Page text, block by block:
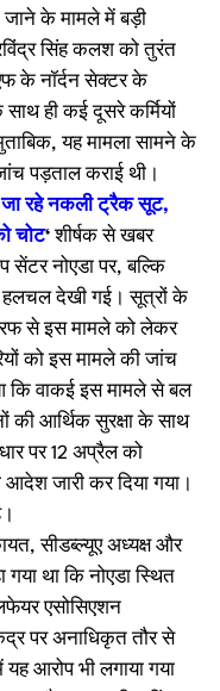
के मामले में बड़ी
सिंह कलश को तुरंत
के नॉर्दन सेक्टर के
ही कई दूसरे कर्मियों
यह मामला सामने के
पड़ताल कराई थी।
जा रहे नकली ट्रैक सूट,
चोट‘शीर्षक से खबर
नोएडा पर, बल्कि
हलचल देखी गई। सूत्रों के
से इस मामले को लेकर
को इस मामले की जांच
कि वाकई इस मामले से बल
की आर्थिक सुरक्षा के साथ
पर 12 अप्रैल को
जारी कर दिया गया।
सीडब्ल्यूए अध्यक्ष और
था कि नोएडा स्थित
एसोसिएशन
केंद्र पर अनाधिकृत तौर से
आरोप भी लगाया गया